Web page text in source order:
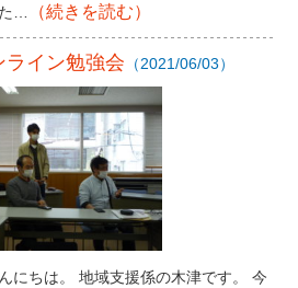
…
（続きを読む）
イン勉強会 （2021/06/03）
にちは。 地域支援係の木津です。 今